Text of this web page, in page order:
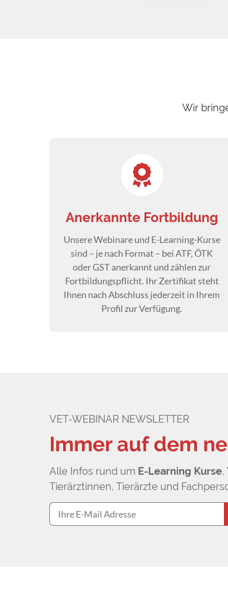
Wir
Anerkannte Fortbildung
Unsere Webinare und E-Learning-Kurse
sind – je nach Format – bei ATF, ÖTK
oder GST anerkannt und zählen zur
Fortbildungspflicht. Ihr Zertifikat steht
Ihnen nach Abschluss jederzeit in Ihrem
Profil zur Verfügung.
Immer auf dem
VET-WEBINAR NEWSLETTER
Alle Infos rund um E-Learning Kurse,
Tierärztinnen, Tierärzte und